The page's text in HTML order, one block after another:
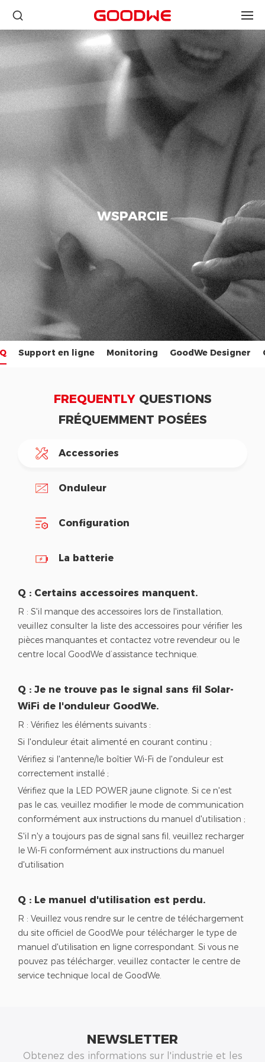
WSPARCIE
Support en ligne Monitoring GoodWe Designer
FREQUENTLYQUESTIONS
FRÉQUEMMENT POSÉES
Accessories
Onduleur
Configuration
La batterie
Q : Certains accessoires manquent.
R : S'il manque des accessoires lors de l'installation,
veuillez consulter la liste des accessoires pour vérifier les
pièces manquantes et contactez votre revendeur ou le
centre local GoodWe d’assistance technique.
Q : Je ne trouve pas le signal sans fil Solar-
WiFi de l'onduleur GoodWe.
R : Vérifiez les éléments suivants :
Si l'onduleur était alimenté en courant continu ;
Vérifiez si l'antenne/le boîtier Wi-Fi de l'onduleur est
correctement installé ;
Vérifiez que la LED POWER jaune clignote. Si ce n'est
pas le cas, veuillez modifier le mode de communication
conformément aux instructions du manuel d'utilisation ;
S'il n'y a toujours pas de signal sans fil, veuillez recharger
le Wi-Fi conformément aux instructions du manuel
d'utilisation
Q : Le manuel d'utilisation est perdu.
R : Veuillez vous rendre sur le centre de téléchargement
du site officiel de GoodWe pour télécharger le type de
manuel d'utilisation en ligne correspondant. Si vous ne
pouvez pas télécharger, veuillez contacter le centre de
service technique local de GoodWe.
NEWSLETTER
Obtenez des informations sur l'industrie et les